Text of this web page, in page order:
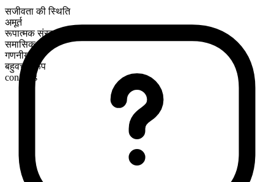
सजीवता की स्थिति
अमूर्त
रूपात्मक संरचना
समासिक
गणनीय
बहुवचन रूप
conflicts